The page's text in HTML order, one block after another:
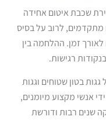
שכבת איטום אחידה
מתקדמים, לרוב על בסיס
זמן. ההלחמה בין
רגישות.
בטון שטוחים וגגות
אנשי מקצוע מיומנים,
שנים רבות ודורשת